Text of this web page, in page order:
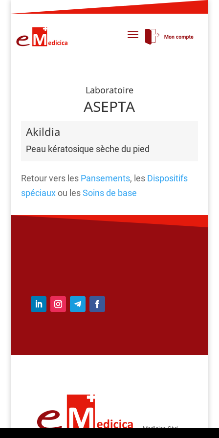
Laboratoire
ASEPTA
Akildia
Peau kératosique sèche du pied
Retour vers les Pansements, les Dispositifs
spéciauxou lesSoins de base
– Medicica Sàrl –